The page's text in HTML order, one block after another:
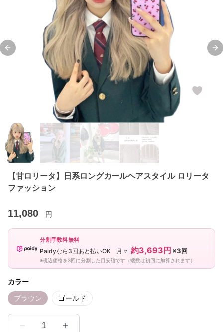
Previous slide
【甘ロリータ】日系ロングカールヘアスタイル ロリータ
ファッション
11,080 円
分割手数料無料
Paidyなら3回あと払いOK 月々 約3,693円 ×3回
※税込価格を3回に分割した目安額です（端数は初回に加算されます）
カラー
ブラウン ゴールド
1